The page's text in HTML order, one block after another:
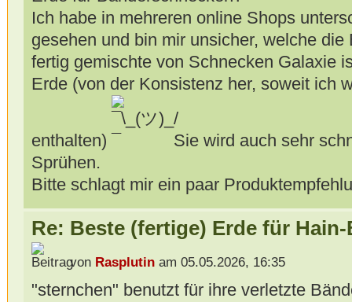
Ich habe in mehreren online Shops
gesehen und bin mir unsicher, welche
fertig gemischte von Schnecken Galaxie
Erde (von der Konsistenz her, soweit ich
enthalten)
Sie wird auch sehr
Sprühen.
Bitte schlagt mir ein paar
Re: Beste (fertige) Erde für
von Rasplutinam 05.05.2026, 16:35
"sternchen" benutzt für ihre verletzte